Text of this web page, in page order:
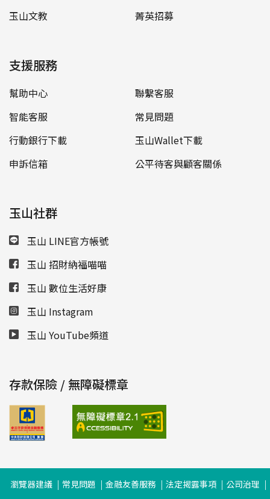
玉山文教
菁英招募
支援服務
幫助中心
聯繫客服
智能客服
常見問題
行動銀行下載
玉山Wallet下載
申訴信箱
公平待客與顧客關係
玉山社群
玉山 LINE官方帳號
玉山 招財納福喵喵
玉山 數位生活好康
玉山 Instagram
玉山 YouTube頻道
存款保險 / 無障礙標章
瀏覽器建議 常見問題 金融友善服務 法定揭露事項 公司治理